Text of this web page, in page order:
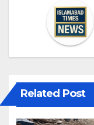
Related Post